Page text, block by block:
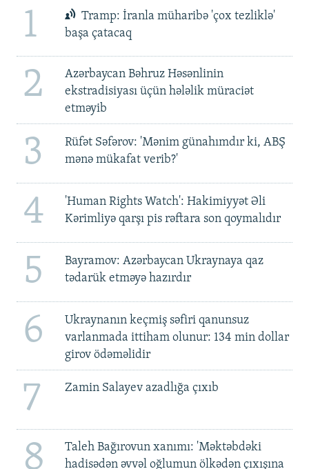
1
Tramp: İranla müharibə 'çox tezliklə'
başa çatacaq
2
Azərbaycan Bəhruz Həsənlinin
ekstradisiyası üçün hələlik müraciət
etməyib
3
Rüfət Səfərov: 'Mənim günahımdır ki, ABŞ
mənə mükafat verib?'
4
'Human Rights Watch': Hakimiyyət Əli
Kərimliyə qarşı pis rəftara son qoymalıdır
5
Bayramov: Azərbaycan Ukraynaya qaz
tədarük etməyə hazırdır
6
Ukraynanın keçmiş səfiri qanunsuz
varlanmada ittiham olunur: 134 min dollar
girov ödəməlidir
7 Zamin Salayev azadlığa çıxıb
8
Taleh Bağırovun xanımı: 'Məktəbdəki
hadisədən əvvəl oğlumun ölkədən çıxışına